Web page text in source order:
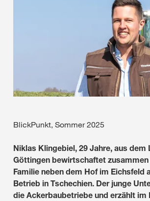
BlickPunkt, Sommer 2025
Niklas Klingebiel, 29 Jahre, aus dem
Göttingen bewirtschaftet
Familie neben dem Hof im Eichsfeld
Betrieb in Tschechien. Der junge
die Ackerbaubetriebe und erzählt im